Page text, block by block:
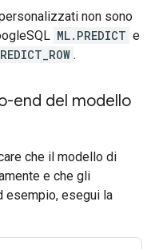
non sono
ML.PREDICT e
.
end del modello
che il modello di
e che gli
esempio, esegui la